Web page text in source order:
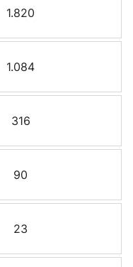
1.820
1.084
316
90
23